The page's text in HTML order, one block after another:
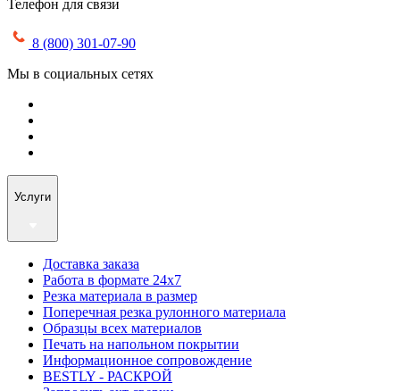
Телефон для связи
8 (800) 301-07-90
Мы в социальных сетях
Услуги
Доставка заказа
Работа в формате 24х7
Резка материала в размер
Поперечная резка рулонного материала
Образцы всех материалов
Печать на напольном покрытии
Информационное сопровождение
BESTLY - РАСКРОЙ